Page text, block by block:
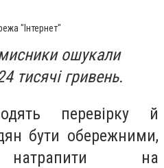
"Інтернет"
ошукали
тисячі гривень.
перевірку й
бути обережними,
на